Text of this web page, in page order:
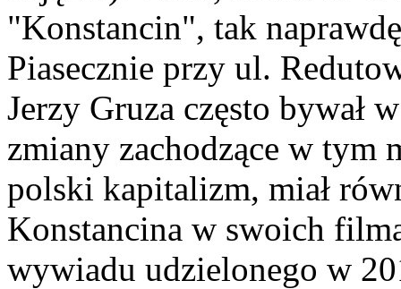
"Konstancin", tak
Piasecznie przy ul.
Jerzy Gruza często bywał
zmiany zachodzące w tym
polski kapitalizm, miał
Konstancina w swoich
wywiadu udzielonego w